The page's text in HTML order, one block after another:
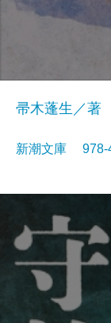
帚木蓬生／著
新潮文庫